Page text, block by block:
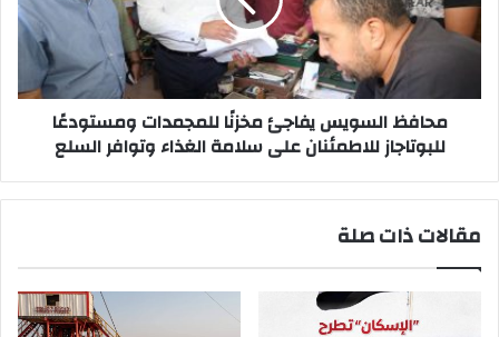
ومستودعًا
للبوتاجاز
للاطمئنان
على
سلامة
السلع
محافظ السويس يفاجئ مخزنًا للمجمدات ومستودعًا
للبوتاجاز للاطمئنان على سلامة الغذاء وتوافر السلع
مقالات ذات صلة